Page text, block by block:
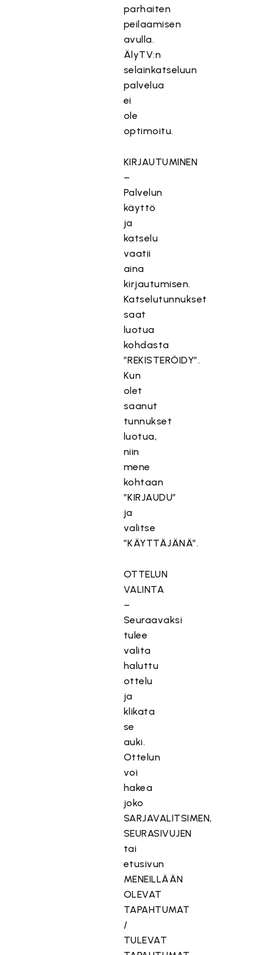
parhaiten
peilaamisen
avulla.
ÄlyTV:n
selainkatseluun
palvelua
ei
ole
optimoitu.
KIRJAUTUMINEN
–
Palvelun
käyttö
ja
katselu
vaatii
aina
kirjautumisen.
Katselutunnukset
saat
luotua
kohdasta
”REKISTERÖIDY”.
Kun
olet
saanut
tunnukset
luotua,
niin
mene
kohtaan
”KIRJAUDU”
ja
valitse
”KÄYTTÄJÄNÄ”.
OTTELUN
VALINTA
–
Seuraavaksi
tulee
valita
haluttu
ottelu
ja
klikata
se
auki.
Ottelun
voi
hakea
joko
SARJAVALITSIMEN,
SEURASIVUJEN
tai
etusivun
MENEILLÄÄN
OLEVAT
TAPAHTUMAT
/
TULEVAT